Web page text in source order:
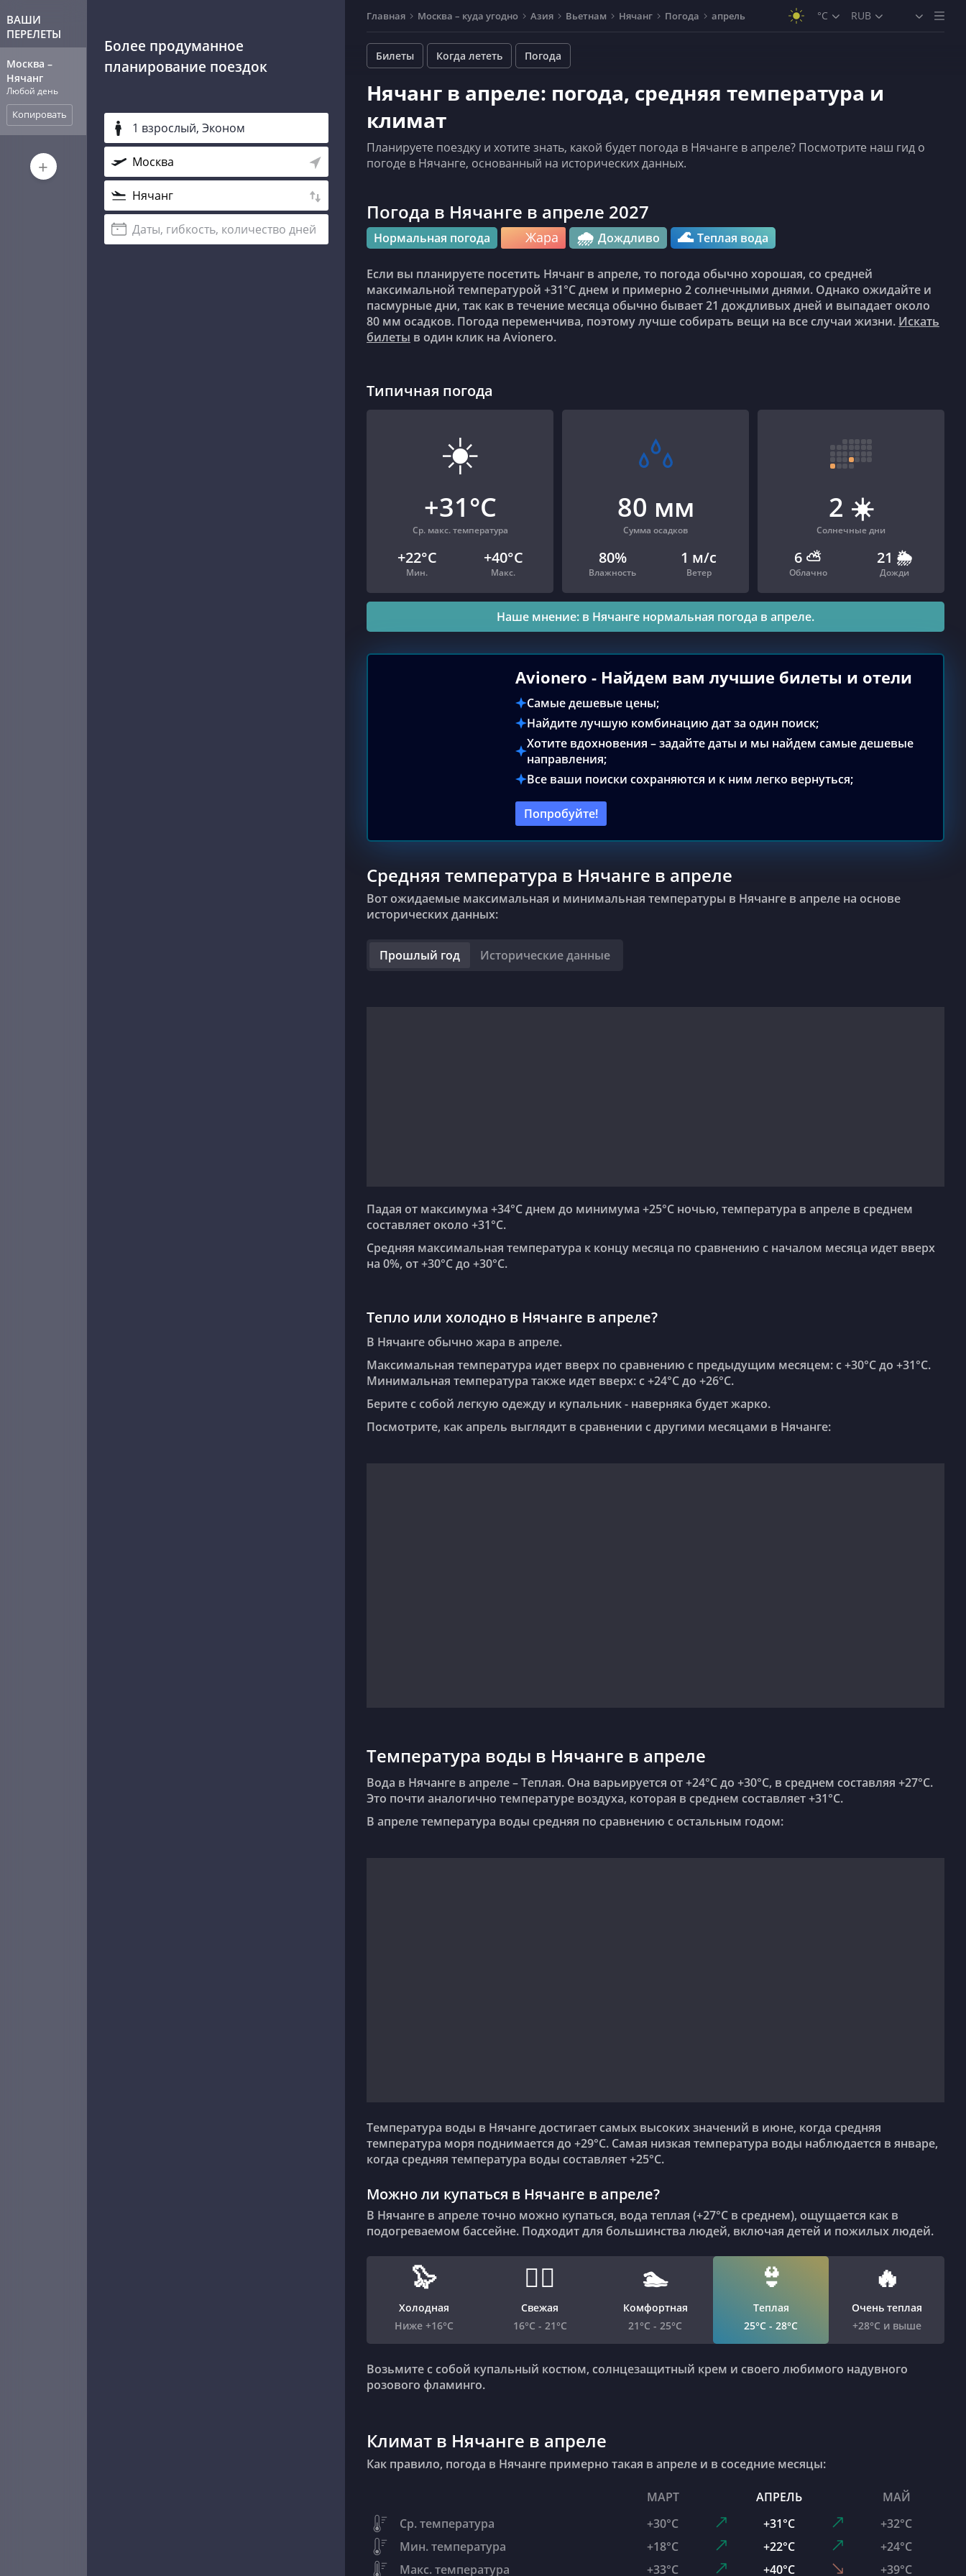
ВАШИ
ПЕРЕЛЕТЫ
Москва –
Нячанг
Любой день
Копировать
+
Более продуманное
планирование поездок
1 взрослый, Эконом
Даты, гибкость, количество дней
Главная Москва – куда угодно Азия Вьетнам Нячанг Погода апрель °C RUB
Билеты Когда лететь Погода
Нячанг в апреле: погода, средняя температура и
климат
Планируете поездку и хотите знать, какой будет погода в Нячанге в апреле? Посмотрите наш гид о
погоде в Нячанге, основанный на исторических данных.
Погода в Нячанге в апреле 2027
Нормальная погода Жара 🌧️ Дождливо 🌊 Теплая вода
Если вы планируете посетить Нячанг в апреле, то погода обычно хорошая, со средней
максимальной температурой +31°C днем и примерно 2 солнечными днями. Однако ожидайте и
пасмурные дни, так как в течение месяца обычно бывает 21 дождливых дней и выпадает около
80 мм осадков. Погода переменчива, поэтому лучше собирать вещи на все случаи жизни. Искать
билеты в один клик на Avionero.
Типичная погода
☀️
+31°C
Ср. макс. температура
+22°C
Мин.
+40°C
Макс.
80 мм
Сумма осадков
80%
Влажность
1 м/с
Ветер
2 ☀️
Солнечные дни
6 ⛅️
Облачно
21 🌦
Дожди
Наше мнение: в Нячанге нормальная погода в апреле.
Аvionero - Найдем вам лучшие билеты и отели
Самые дешевые цены;
Найдите лучшую комбинацию дат за один поиск;
Хотите вдохновения – задайте даты и мы найдем самые дешевые
направления;
Все ваши поиски сохраняются и к ним легко вернуться;
Попробуйте!
Средняя температура в Нячанге в апреле
Вот ожидаемые максимальная и минимальная температуры в Нячанге в апреле на основе
исторических данных:
Прошлый год Исторические данные
Падая от максимума +34°C днем до минимума +25°C ночью, температура в апреле в среднем
составляет около +31°C.
Средняя максимальная температура к концу месяца по сравнению с началом месяца идет вверх
на 0%, от +30°C до +30°C.
Тепло или холодно в Нячанге в апреле?
В Нячанге обычно жара в апреле.
Максимальная температура идет вверх по сравнению с предыдущим месяцем: с +30°C до +31°C.
Минимальная температура также идет вверх: с +24°C до +26°C.
Берите с собой легкую одежду и купальник - наверняка будет жарко.
Посмотрите, как апрель выглядит в сравнении с другими месяцами в Нячанге:
Температура воды в Нячанге в апреле
Вода в Нячанге в апреле –Теплая. Она варьируется от +24°C до +30°C, в среднем составляя +27°C.
Это почти аналогично температуре воздуха, которая в среднем составляет +31°C.
В апреле температура воды средняя по сравнению с остальным годом:
Температура воды в Нячанге достигает самых высоких значений в июне, когда средняя
температура моря поднимается до +29°C. Самая низкая температура воды наблюдается в январе,
когда средняя температура воды составляет +25°C.
Можно ли купаться в Нячанге в апреле?
В Нячанге в апреле точно можно купаться, вода теплая (+27°C в среднем), ощущается как в
подогреваемом бассейне. Подходит для большинства людей, включая детей и пожилых людей.
🦭
Холодная
Ниже +16°C
🏄‍♂️
Свежая
16°C - 21°C
🏊
Комфортная
21°C - 25°C
👙
Теплая
25°C - 28°C
🔥
Очень теплая
+28°C и выше
Возьмите с собой купальный костюм, солнцезащитный крем и своего любимого надувного
розового фламинго.
Климат в Нячанге в апреле
Как правило, погода в Нячанге примерно такая в апреле и в соседние месяцы:
МАРТ АПРЕЛЬ
МАЙ
Ср. температура
+30°C +31°C
+32°C
Мин. температура
+18°C +22°C
+24°C
Макс. температура
+33°C +40°C +39°C